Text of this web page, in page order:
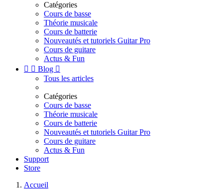
Catégories
Cours de basse
Théorie musicale
Cours de batterie
Nouveautés et tutoriels Guitar Pro
Cours de guitare
Actus & Fun
  Blog 
Tous les articles
Catégories
Cours de basse
Théorie musicale
Cours de batterie
Nouveautés et tutoriels Guitar Pro
Cours de guitare
Actus & Fun
Support
Store
Accueil